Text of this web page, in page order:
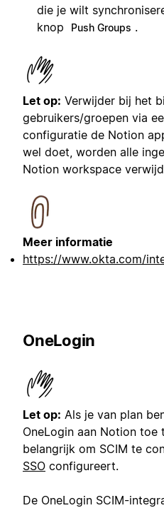
die je wilt
knop
Push Groups .
Let op: Verwijder bij het
gebruikers/groepen via
configuratie de Notion
wel doet, worden alle
Notion workspace
Meer informatie
https://www.okta.com/
OneLogin
Let op: Als je van plan
OneLogin aan Notion toe
belangrijk om SCIM te
SSO configureert.
De OneLogin SCIM-